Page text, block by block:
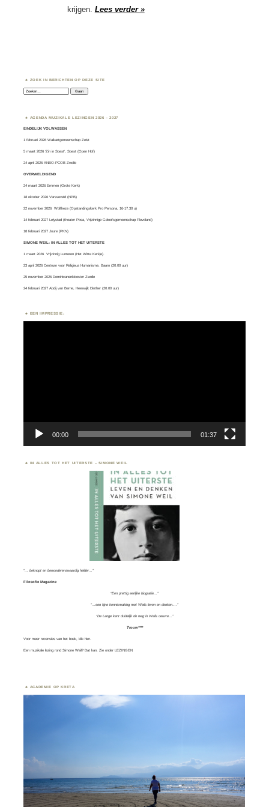
krijgen. Lees verder »
ZOEK IN BERICHTEN OP DEZE SITE
Zoeken:
AGENDA MUZIKALE LEZINGEN 2026 – 2027
EINDELIJK VOLWASSEN
1 februari 2026 Walkartgemeenschap Zeist
5 maart 2026 ‘Zin in Soest’, Soest (Open Hof)
24 april 2026 ANBO-PCOB Zwolle
OVERWELDIGEND
24 maart 2026 Emmen (Grote Kerk)
18 oktober 2026 Varsseveld (NPB)
22 november 2026 Wolfheze (Opstandingskerk Pro Persona, 16-17.30 u)
14 februari 2027 Lelystad (theater Posa, Vrijzinnige Geloofsgemeenschap Flevoland)
18 februari 2027 Joure (PKN)
SIMONE WEIL: IN ALLES TOT HET UITERSTE
1 maart 2026Vrijzinnig Lunteren (Het Witte Kerkje).
23 april 2026 Centrum voor Religieus Humanisme, Baarn (20.00 uur)
25 november 2026 Dominicanenklooster Zwolle
24 februari 2027 Abdij van Berne, Heeswijk Dinther (20.00 uur)
EEN IMPRESSIE:
00:00 01:37
IN ALLES TOT HET UITERSTE – SIMONE WEIL
“… beknopt en bewonderenswaardig helder…”
Filosofie Magazine
“Een prettig eerlijke biografie…”
“…een fijne kennismaking met Weils leven en denken….”
“De Lange kent duidelijk de weg in Weils oeuvre…”
Trouw****
Voor meer recensies van het boek, klik hier.
Een muzikale lezing rond Simone Weil? Dat kan. Zie onderLEZINGEN
ACADEMIE OP KRETA